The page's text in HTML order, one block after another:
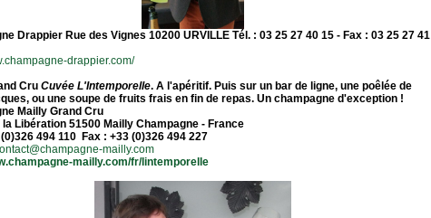
Drappier Rue des Vignes 10200 URVILLE Tél. : 03 25 27 40 15 - Fax : 03 25 27 41
drappier.com/
Cru Cuvée L'Intemporelle. A l'apéritif. Puis sur un bar de ligne, une poêlée de
ou une soupe de fruits frais en fin de repas. Un champagne d'exception !
Mailly Grand Cru
la Libération 51500 Mailly Champagne - France
494 110 Fax : +33 (0)326 494 227
mailly.com
mailly.com/fr/lintemporelle